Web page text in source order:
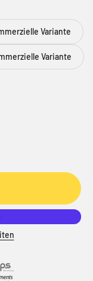
Variante
Variante